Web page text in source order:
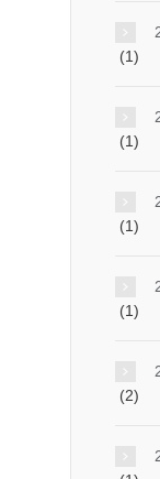
(1)
(1)
(1)
(1)
(2)